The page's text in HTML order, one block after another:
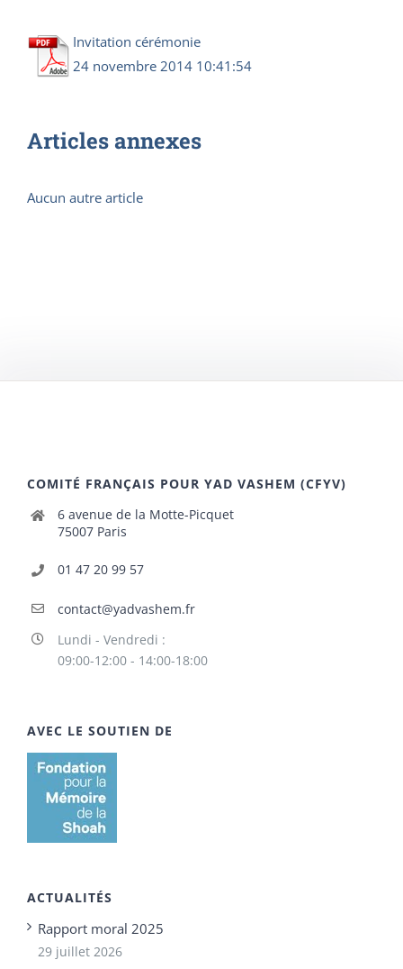
Invitation cérémonie
24 novembre 2014 10:41:54
Articles annexes
Aucun autre article
COMITÉ FRANÇAIS POUR YAD VASHEM (CFYV)
6 avenue de la Motte-Picquet
75007 Paris
01 47 20 99 57
contact@yadvashem.fr
Lundi - Vendredi :
09:00-12:00 - 14:00-18:00
AVEC LE SOUTIEN DE
ACTUALITÉS
Rapport moral 2025
29 juillet 2026